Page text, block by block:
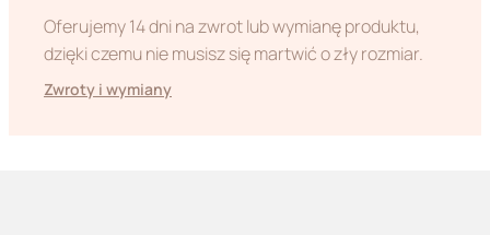
Oferujemy 14 dni na zwrot lub wymianę produktu,
dzięki czemu nie musisz się martwić o zły rozmiar.
Zwroty i wymiany